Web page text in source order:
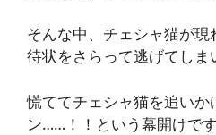
そんな中、チェシャ猫が
待状をさらって逃げてしま
慌ててチェシャ猫を追いか
ン……！！という幕開けです